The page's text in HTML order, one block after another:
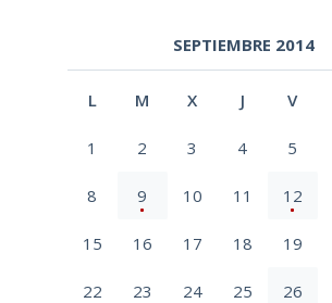
SEPTIEMBRE 2014
L M X J V
1 2 3 4 5
8 9 10 11 12
15 16 17 18 19
22 23 24 25 26